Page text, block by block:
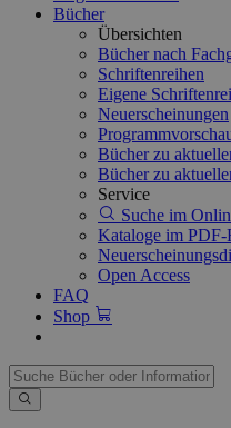
Bücher
Übersichten
Bücher nach
Schriftenreihen
Eigene
Neuerscheinungen
Bücher zu
Bücher zu
Service
Suche im
Kataloge im PDF-
Open Access
FAQ
Shop